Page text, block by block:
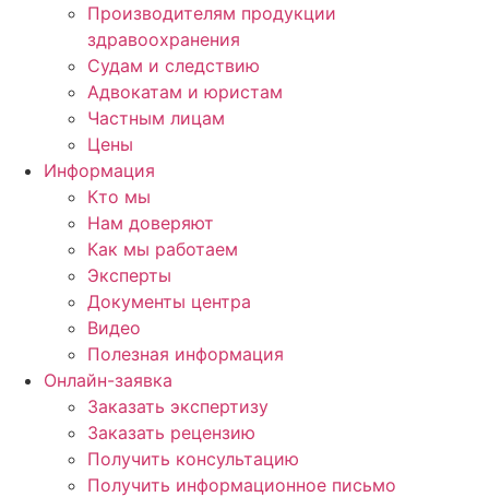
Производителям продукции
здравоохранения
Судам и следствию
Адвокатам и юристам
Частным лицам
Цены
Информация
Кто мы
Нам доверяют
Как мы работаем
Эксперты
Документы центра
Видео
Полезная информация
Онлайн-заявка
Заказать экспертизу
Заказать рецензию
Получить консультацию
Получить информационное письмо